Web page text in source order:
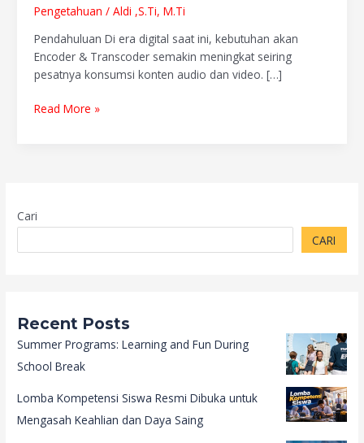
Pengetahuan / Aldi ,S.Ti, M.Ti
Pendahuluan Di era digital saat ini, kebutuhan akan
Encoder & Transcoder semakin meningkat seiring
pesatnya konsumsi konten audio dan video. […]
Read More »
Cari
CARI
Recent Posts
Summer Programs: Learning and Fun During
School Break
Lomba Kompetensi Siswa Resmi Dibuka untuk
Mengasah Keahlian dan Daya Saing